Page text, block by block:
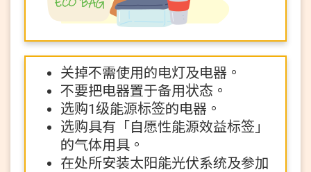
关掉不需使用的电灯及电器。
不要把电器置于备用状态。
选购1级能源标签的电器。
选购具有「自愿性能源效益标签」
的气体用具。
在处所安装太阳能光伏系统及参加